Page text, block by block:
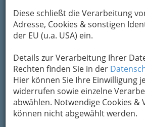
Diese schließt die Verarbeitung
Adresse, Cookies & sonstigen
der EU (u.a. USA) ein.
Details zur Verarbeitung Ihrer
Rechten finden Sie in der
Hier können Sie Ihre Einwilligung
widerrufen sowie einzelne
abwählen. Notwendige Cookies &
können nicht abgewählt werden.